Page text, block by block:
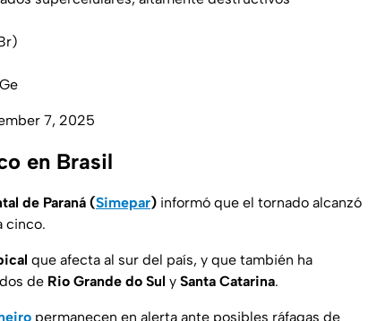
7, 2025
en Brasil
de Paraná (Simepar) informó que el tornado alcanzó
cinco.
que afecta al sur del país, y que también ha
de Rio Grande do Sul y Santa Catarina.
permanecen en alerta ante posibles ráfagas de